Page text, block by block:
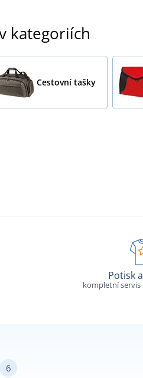
kategoriích
Cestovní tašky
Potisk
kompletní
6